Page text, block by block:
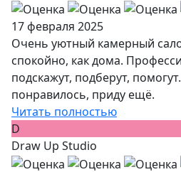
17 февраля 2025
Очень уютный камерный
спокойно, как дома.
подскажут, подберут,
понравилось, приду ещё.
Читать полностью
D
Draw Up Studio